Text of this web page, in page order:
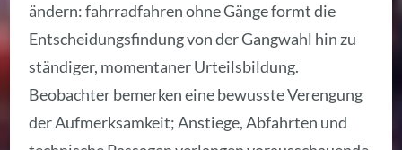
ändern: fahrradfahren ohne Gänge formt die
Entscheidungsfindung von der Gangwahl hin zu
ständiger, momentaner Urteilsbildung.
Beobachter bemerken eine bewusste Verengung
der Aufmerksamkeit; Anstiege, Abfahrten und